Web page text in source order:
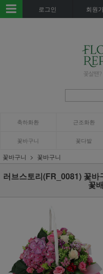
로그인 회원
축하화환 근조화환
꽃바구니 꽃다발
꽃바구니 꽃바구니
러브스토리(FR_0081) 꽃
꽃